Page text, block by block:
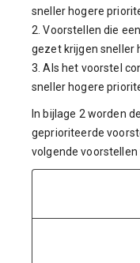
sneller hogere
2. Voorstellen die
gezet krijgen sneller
3. Als het voorstel
sneller hogere
In bijlage 2 worden
geprioriteerde
volgende